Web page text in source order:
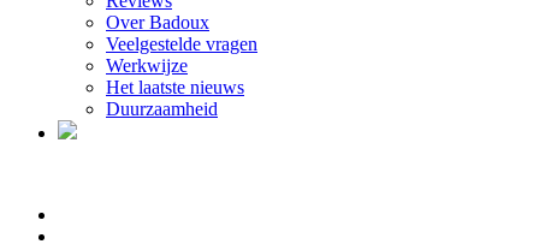
Over Badoux
Veelgestelde vragen
Werkwijze
Het laatste nieuws
Duurzaamheid